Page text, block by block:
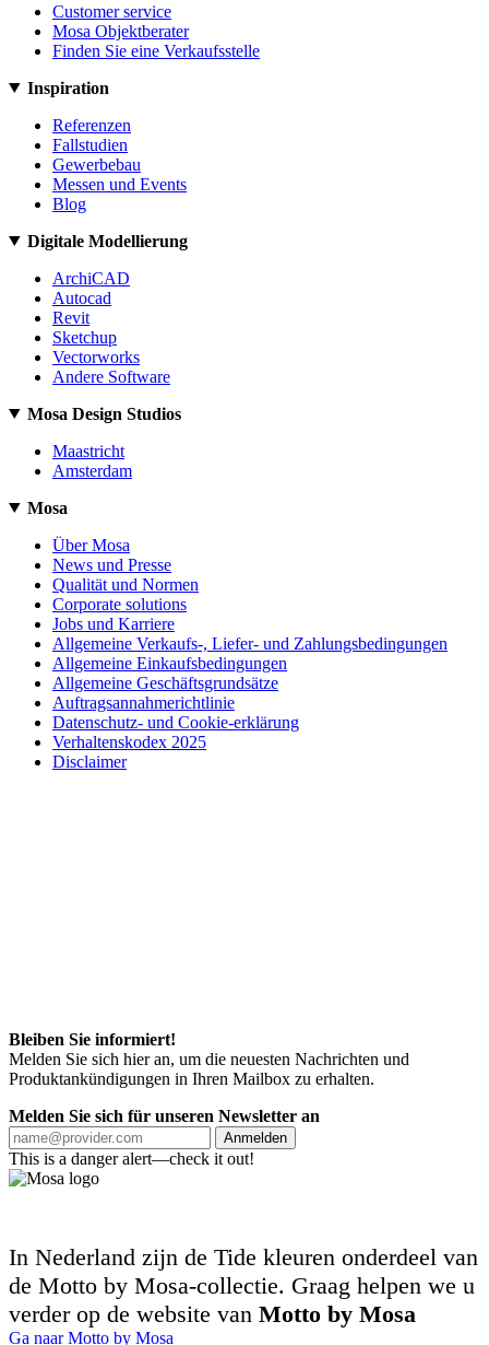
Customer service
Mosa Objektberater
Finden Sie eine Verkaufsstelle
Inspiration
Referenzen
Fallstudien
Gewerbebau
Messen und Events
Blog
Digitale Modellierung
ArchiCAD
Autocad
Revit
Sketchup
Vectorworks
Andere Software
Mosa Design Studios
Maastricht
Amsterdam
Mosa
Über Mosa
News und Presse
Qualität und Normen
Corporate solutions
Jobs und Karriere
Allgemeine Verkaufs-, Liefer- und Zahlungsbedingungen
Allgemeine Einkaufsbedingungen
Allgemeine Geschäftsgrundsätze
Auftragsannahmerichtlinie
Datenschutz- und Cookie-erklärung
Verhaltenskodex 2025
Disclaimer
Bleiben Sie informiert!
Melden Sie sich hier an, um die neuesten Nachrichten und
Produktankündigungen in Ihren Mailbox zu erhalten.
Melden Sie sich für unseren Newsletter an
Anmelden
This is a danger alert—check it out!
In Nederland zijn de Tide kleuren onderdeel van
de Motto by Mosa-collectie. Graag helpen we u
verder op de website van Motto by Mosa
Ga naar Motto by Mosa